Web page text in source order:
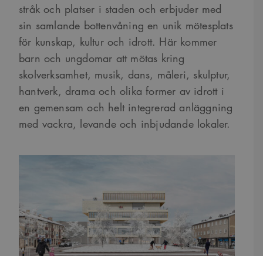
stråk och platser i staden och erbjuder med
sin samlande bottenvåning en unik mötesplats
för kunskap, kultur och idrott. Här kommer
barn och ungdomar att mötas kring
skolverksamhet, musik, dans, måleri, skulptur,
hantverk, drama och olika former av idrott i
en gemensam och helt integrerad anläggning
med vackra, levande och inbjudande lokaler.